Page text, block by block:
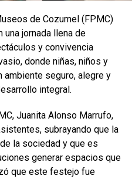
de Cozumel (FPMC)
jornada llena de
y convivencia
donde niñas, niños y
seguro, alegre y
integral.
Juanita Alonso Marrufo,
subrayando que la
la sociedad y que es
generar espacios que
que este festejo fue